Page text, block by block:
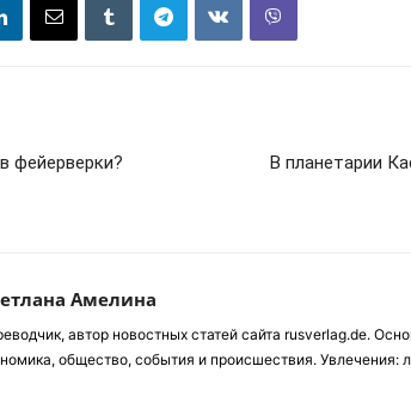
фейерверки?
В планетарии
Амелина
автор новостных статей сайта rusverlag.de.
общество, события и происшествия. Увлечения: